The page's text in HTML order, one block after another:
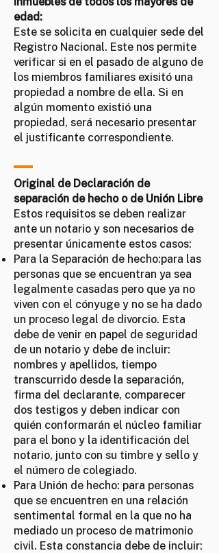
edad:
Este se solicita en cualquier sede del
Registro Nacional. Este nos permite
verificar si en el pasado de alguno de
los miembros familiares exisitó una
propiedad a nombre de ella. Si en
algún momento existió una
propiedad, será necesario presentar
el justificante correspondiente.
Original de Declaración de
separación de hecho o de Unión Libre
Estos requisitos se deben realizar
ante un notario y son necesarios de
presentar únicamente estos casos:
Para la Separación de hecho:para las
personas que se encuentran ya sea
legalmente casadas pero que ya no
viven con el cónyuge y no se ha dado
un proceso legal de divorcio. Esta
debe de venir en papel de seguridad
de un notario y debe de incluir:
nombres y apellidos, tiempo
transcurrido desde la separación,
firma del declarante, comparecer
dos testigos y deben indicar con
quién conformarán el núcleo familiar
para el bono y la identificación del
notario, junto con su timbre y sello y
el número de colegiado.
Para Unión de hecho: para personas
que se encuentren en una relación
sentimental formal en la que no ha
mediado un proceso de matrimonio
civil. Esta constancia debe de incluir: